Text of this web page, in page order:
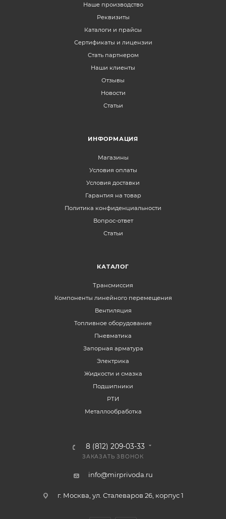
Наше производство
Реквизиты
Каталоги и прайсы
Сертификаты и лицензии
Стать партнером
Наши клиенты
Отзывы
Новости
Статьи
ИНФОРМАЦИЯ
Магазины
Условия оплаты
Условия доставки
Гарантия на товар
Политика конфиденциальности
Вопрос-ответ
Статьи
КАТАЛОГ
Трансмиссия
Компоненты линейного перемещения
Вентиляция
Топливное оборудование
Пневматика
Запорная арматура
Электрика
Жидкости и смазка
Подшипники
РТИ
Металлообработка
8 (812) 209-03-33
ЗАКАЗАТЬ ЗВОНОК
info@mirprivoda.ru
г. Москва, ул. Сталеваров 26, корпус 1